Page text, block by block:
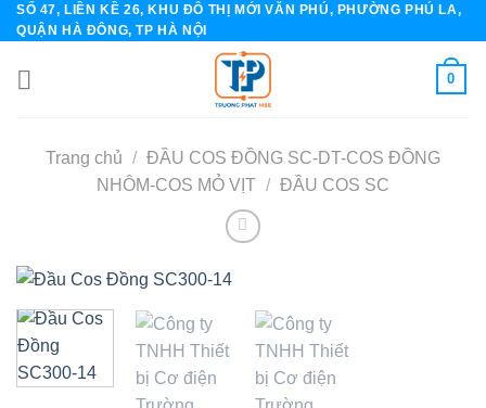
Skip
to
content
SỐ 47, LIỀN KỀ 26, KHU ĐÔ THỊ MỚI VĂN PHÚ, PHƯỜNG PHÚ LA,
QUẬN HÀ ĐÔNG, TP HÀ NỘI
0
Trang chủ / ĐẦU COS ĐỒNG SC-DT-COS ĐỒNG
NHÔM-COS MỎ VỊT / ĐẦU COS SC